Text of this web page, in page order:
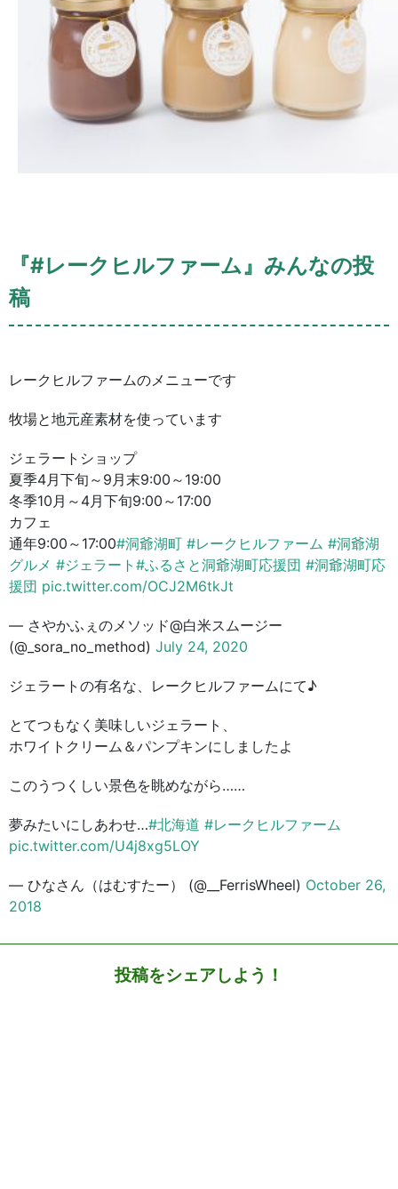
『#レークヒルファーム』みんなの投
稿
レークヒルファームのメニューです
牧場と地元産素材を使っています
ジェラートショップ
夏季4月下旬～9月末9:00～19:00
冬季10月～4月下旬9:00～17:00
カフェ
通年9:00～17:00#洞爺湖町 #レークヒルファーム #洞爺湖
グルメ #ジェラート #ふるさと洞爺湖町応援団 #洞爺湖町応
援団 pic.twitter.com/OCJ2M6tkJt
— さやかふぇのメソッド@白米スムージー
(@_sora_no_method) July 24, 2020
ジェラートの有名な、レークヒルファームにて♪
とてつもなく美味しいジェラート、
ホワイトクリーム＆パンプキンにしましたよ
このうつくしい景色を眺めながら……
夢みたいにしあわせ…#北海道 #レークヒルファーム
pic.twitter.com/U4j8xg5LOY
— ひなさん（はむすたー） (@__FerrisWheel) October 26,
2018
投稿をシェアしよう！